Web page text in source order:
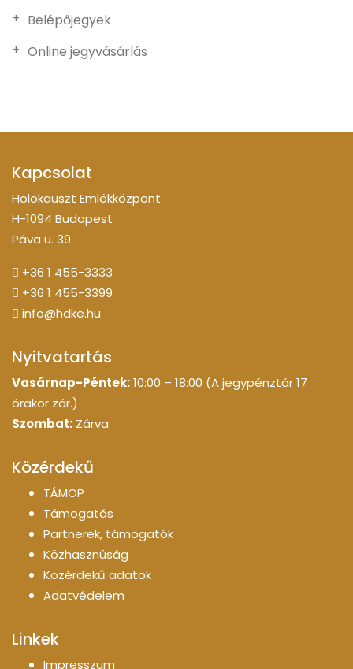
Belépőjegyek
Online jegyvásárlás
Kapcsolat
Holokauszt Emlékközpont
H-1094 Budapest
Páva u. 39.
+36 1 455-3333
+36 1 455-3399
info@hdke.hu
Nyitvatartás
Vasárnap-Péntek:10:00 – 18:00 (A jegypénztár 17
órakor zár.)
Szombat: Zárva
Közérdekű
TÁMOP
Támogatás
Partnerek, támogatók
Közhasznúság
Közérdekű adatok
Adatvédelem
Linkek
Impresszum